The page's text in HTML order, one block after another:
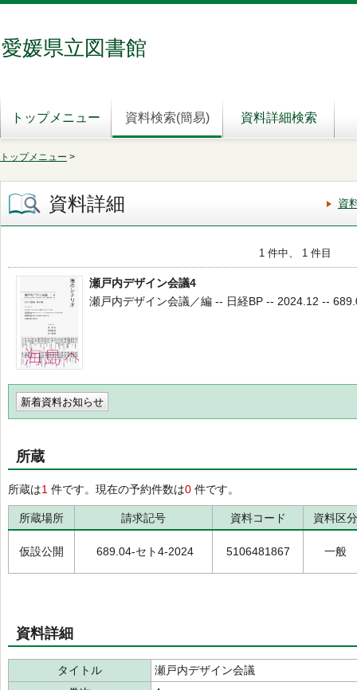
愛媛県立図書館
トップメニュー 資料検索(簡易) 資料詳細検索
トップメニュー >
資料詳細 資
1 件中、 1 件目
瀬戸内デザイン会議4
瀬戸内デザイン会議／編 -- 日経BP -- 2024.12 --
新着資料お知らせ
所蔵
所蔵は1 件です。現在の予約件数は0 件です。
所蔵場所 請求記号 資料コード 資料区分
仮設公開 689.04-セト4-2024 5106481867 一般
資料詳細
タイトル
瀬戸内デザイン会議